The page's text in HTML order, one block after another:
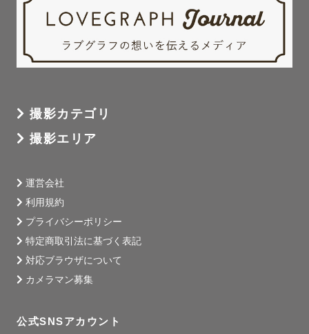
撮影カテゴリ
撮影エリア
運営会社
利用規約
プライバシーポリシー
特定商取引法に基づく表記
対応ブラウザについて
カメラマン募集
公式SNSアカウント